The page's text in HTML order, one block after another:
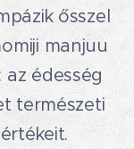
ősszel
manjuu
édesség
természeti